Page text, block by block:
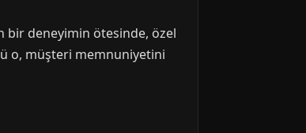
bir deneyimin ötesinde, özel
o, müşteri memnuniyetini